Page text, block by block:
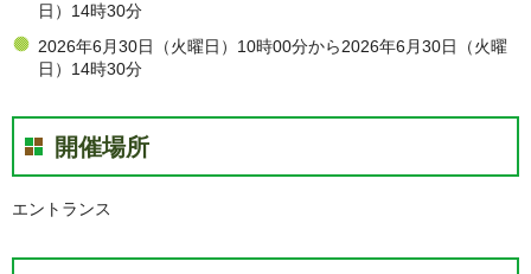
日）14時30分
2026年6月30日（火曜日）10時00分から2026年6月30日（火曜
日）14時30分
開催場所
エントランス